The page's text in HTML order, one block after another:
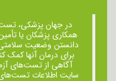
در جهان پزشکی،
همکاری پزشکان یا
دانستن وضعیت سلامتی
برای درمان ‌آنها
آگاهی از تست‌های
سایت اطلاعات تست‌های